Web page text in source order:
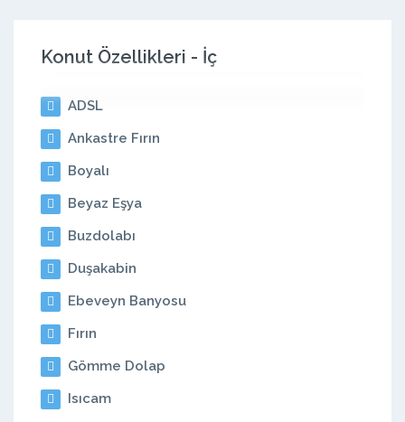
Konut Özellikleri - İç
ADSL
Ankastre Fırın
Boyalı
Beyaz Eşya
Buzdolabı
Duşakabin
Ebeveyn Banyosu
Fırın
Gömme Dolap
Isıcam